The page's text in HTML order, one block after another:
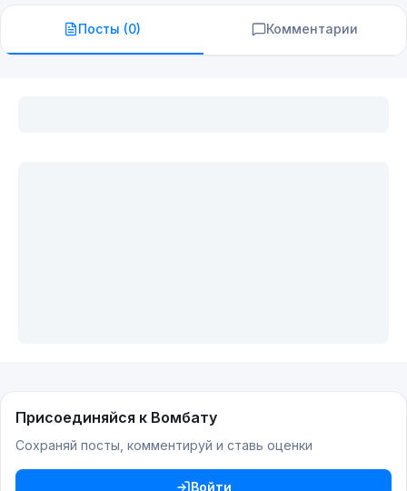
Посты (0) Комментарии
Присоединяйся к Вомбату
Сохраняй посты, комментируй и ставь оценки
Войти